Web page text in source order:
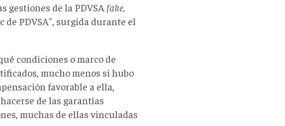
gestiones de la PDVSA fake,
PDVSA", surgida durante el
condiciones o marco de
mucho menos si hubo
favorable a ella,
de las garantías
muchas de ellas vinculadas